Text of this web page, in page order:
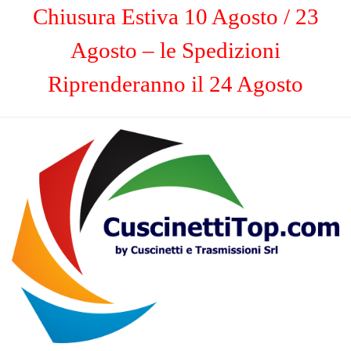
Chiusura Estiva 10 Agosto / 23
Agosto – le Spedizioni
Riprenderanno il 24 Agosto